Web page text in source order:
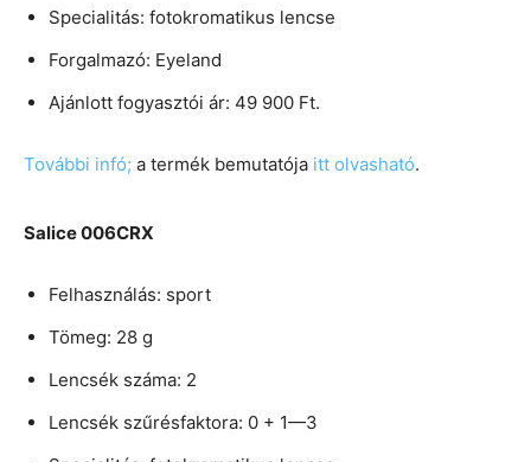
Specialitás: fotokromatikus lencse
Forgalmazó: Eyeland
Ajánlott fogyasztói ár: 49 900 Ft.
További infó; a termék bemutatója itt olvasható.
Salice 006CRX
Felhasználás: sport
Tömeg: 28 g
Lencsék száma: 2
Lencsék szűrésfaktora: 0 + 1—3